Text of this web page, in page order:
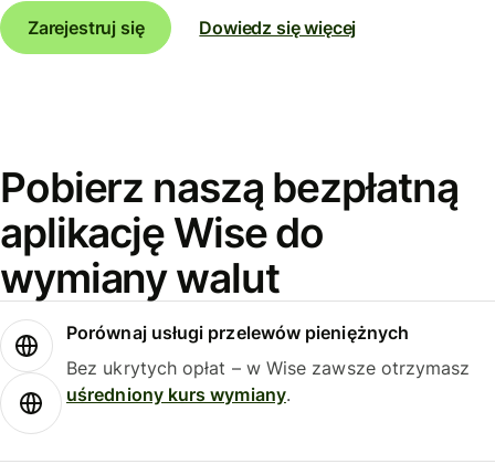
Zarejestruj się
Dowiedz się więcej
Pobierz naszą bezpłatną
aplikację Wise do
wymiany walut
Porównaj usługi przelewów pieniężnych
Bez ukrytych opłat – w Wise zawsze otrzymasz
uśredniony kurs wymiany.